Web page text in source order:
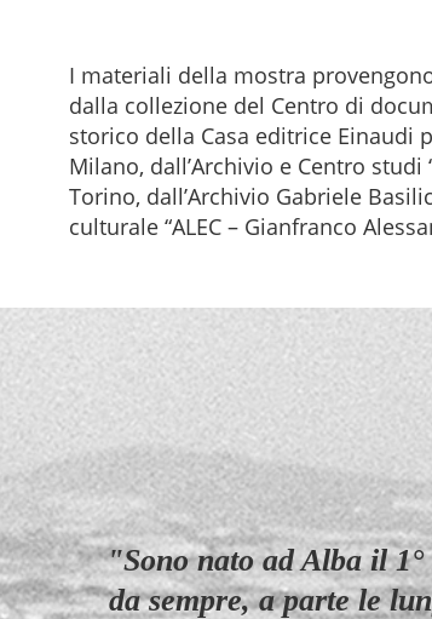
I materiali della mostra
dalla collezione del Centro di
storico della Casa editrice Einaudi
Milano, dall’Archivio e Centro
Torino, dall’Archivio Gabriele
culturale “ALEC – Gianfranco
"Sono nato ad Alba il
da sempre, a parte le